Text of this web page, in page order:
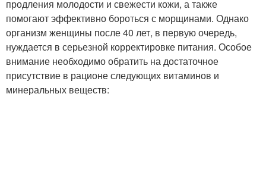
продления молодости и свежести кожи, а также
помогают эффективно бороться с морщинами. Однако
организм женщины после 40 лет, в первую очередь,
нуждается в серьезной корректировке питания. Особое
внимание необходимо обратить на достаточное
присутствие в рационе следующих витаминов и
минеральных веществ: